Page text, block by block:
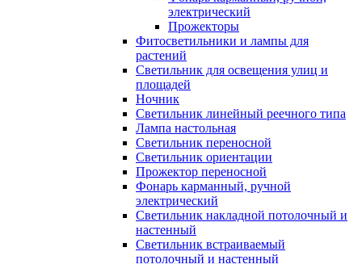
электрический
Прожекторы
Фитосветильники и лампы для
растений
Светильник для освещения улиц и
площадей
Ночник
Светильник линейный реечного типа
Лампа настольная
Светильник переносной
Светильник ориентации
Прожектор переносной
Фонарь карманный, ручной
электрический
Светильник накладной потолочный и
настенный
Светильник встраиваемый
потолочный и настенный